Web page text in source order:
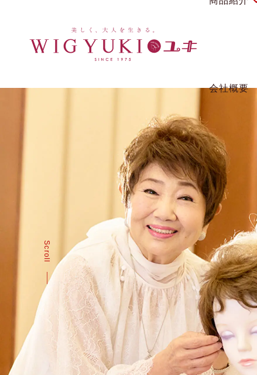
商品紹介
ウィッグの使
会社概要
Scroll